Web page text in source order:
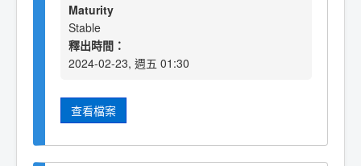
Maturity
Stable
釋出時間：
2024-02-23, 週五 01:30
查看檔案